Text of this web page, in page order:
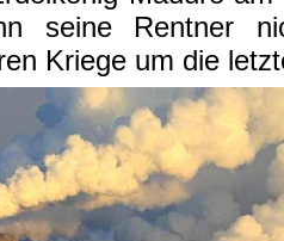
seine Rentner
Kriege um die